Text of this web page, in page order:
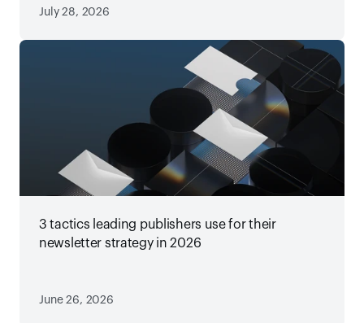
July 28, 2026
3 tactics leading publishers use for their
newsletter strategy in 2026
June 26, 2026